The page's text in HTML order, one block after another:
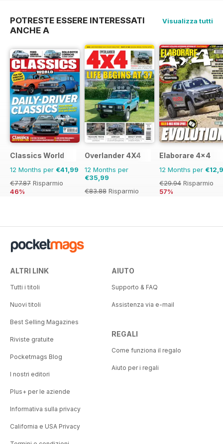
POTRESTE ESSERE INTERESSATI
ANCHE A
Visualizza tutti
Classics World
12 Months per €41,99
€77.87 Risparmio
46%
Overlander 4X4
12 Months per
€35,99
€83.88 Risparmio
Elaborare 4x4
12 Months per
€29.94 Risparmio
57%
ALTRI LINK
Tutti i titoli
Nuovi titoli
Best Selling Magazines
Riviste gratuite
Pocketmags Blog
I nostri editori
Plus+ per le aziende
Informativa sulla privacy
California e USA Privacy
AIUTO
Supporto & FAQ
Assistenza via e-mail
REGALI
Come funziona il regalo
Aiuto per i regali